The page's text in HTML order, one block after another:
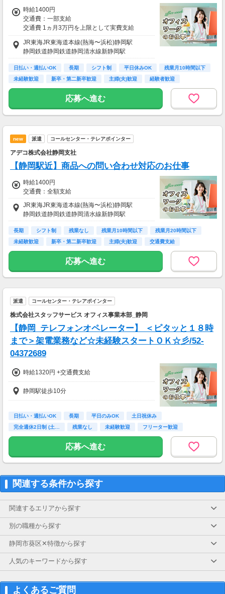
時給1400円
交通費：一部支給
交通費 1ヵ月3万円を上限として実費支給
月収例 22万4000円 時給1400円×実働8h×週5日
×4週
※月収例を保証するものではありません。
JR東海JR東海道本線(熱海〜浜松)静岡駅
静岡鉄道静岡鉄道静岡清水線新静岡駅
日払い・週払いOK 長期 シフト制 平日休みOK
残業月10時間以下
未経験歓迎
新卒・第二新卒歓迎 主婦(夫)歓迎 経験者歓迎
応募へ進む
new 派遣 コールセンター・テレアポインター
アデコ株式会社静岡支社
【静岡駅近】商品への問い合わせ対応のお仕事
時給1400円
交通費：全額支給
JR東海JR東海道本線(熱海〜浜松)静岡駅
静岡鉄道静岡鉄道静岡清水線新静岡駅
長期 シフト制 残業なし 残業月10時間以下
残業月20時間以下
未経験歓迎
新卒・第二新卒歓迎 主婦(夫)歓迎 交通費支給
応募へ進む
派遣 コールセンター・テレアポインター
株式会社スタッフサービス オフィス事業本部_静岡
【静岡_テレフォンオペレーター】 ＜ピタッと１８時
まで＞架電業務など☆未経験スタートＯＫ☆彡/52-
04372689
時給1320円 +交通費支給
静岡駅徒歩10分
日払い・週払いOK 長期 平日のみOK
土日祝休み
完全週休2日制 (土…
残業なし 未経験歓迎
フリーター歓迎
高校卒業以上
応募へ進む
関連する条件から探す
関連するエリアから探す
別の職種から探す
静岡市葵区✕特徴から探す
人気のキーワードから探す
よくあるご質問